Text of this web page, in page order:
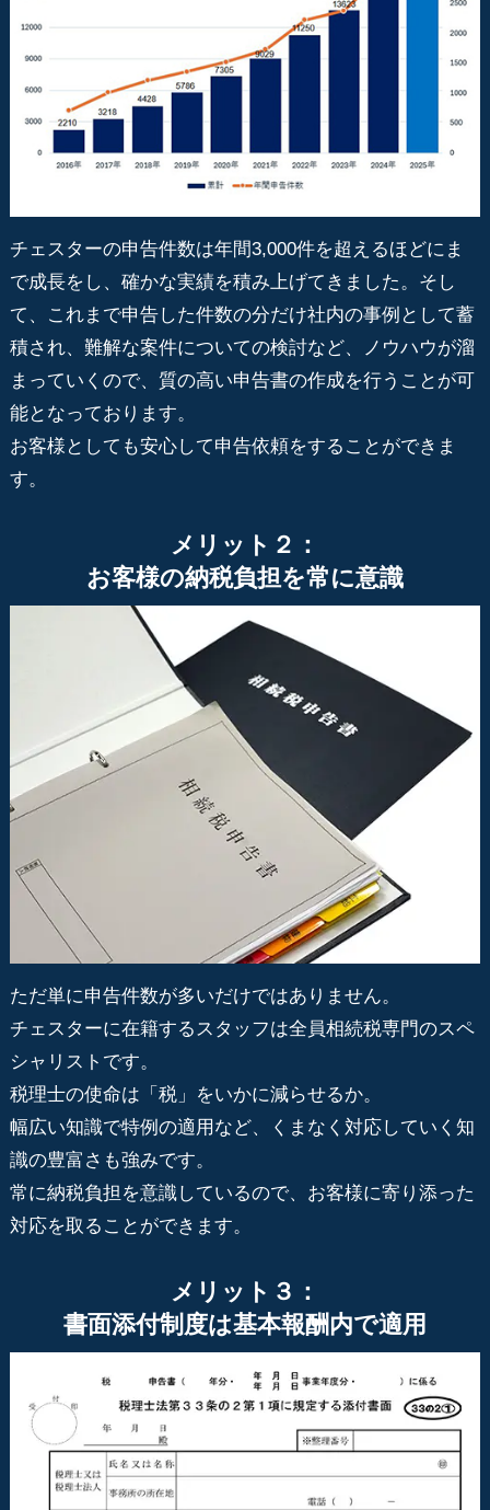
チェスターの申告件数は年間3,000件を超えるほどにま
で成長をし、確かな実績を積み上げてきました。そし
て、これまで申告した件数の分だけ社内の事例として蓄
積され、難解な案件についての検討など、ノウハウが溜
まっていくので、質の高い申告書の作成を行うことが可
能となっております。
お客様としても安心して申告依頼をすることができま
す。
メリット２：
お客様の納税負担を常に意識
ただ単に申告件数が多いだけではありません。
チェスターに在籍するスタッフは全員相続税専門のスペ
シャリストです。
税理士の使命は「税」をいかに減らせるか。
幅広い知識で特例の適用など、くまなく対応していく知
識の豊富さも強みです。
常に納税負担を意識しているので、お客様に寄り添った
対応を取ることができます。
メリット３：
書面添付制度は基本報酬内で適用